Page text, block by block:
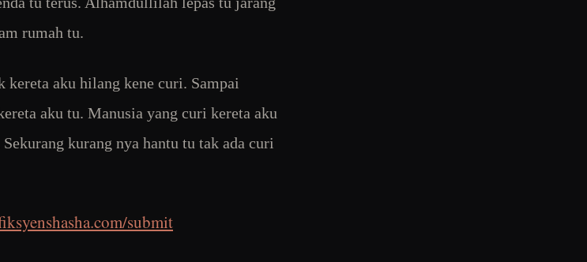
rumah tu.
kereta aku hilang kene curi. Sampai
aku tu. Manusia yang curi kereta aku
kurang nya hantu tu tak ada curi
submit